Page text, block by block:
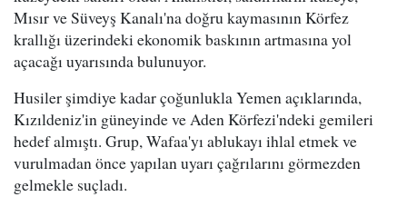
Mısır ve Süveyş Kanalı'na doğru kaymasının Körfez
krallığı üzerindeki ekonomik baskının artmasına yol
açacağı uyarısında bulunuyor.
Husiler şimdiye kadar çoğunlukla Yemen açıklarında,
Kızıldeniz'in güneyinde ve Aden Körfezi'ndeki gemileri
hedef almıştı. Grup, Wafaa'yı ablukayı ihlal etmek ve
vurulmadan önce yapılan uyarı çağrılarını görmezden
gelmekle suçladı.